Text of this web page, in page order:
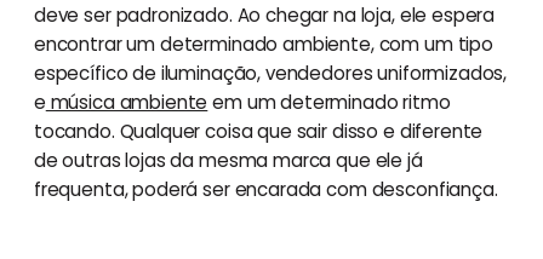
deve ser padronizado. Ao chegar na loja, ele espera
encontrar um determinado ambiente, com um tipo
específico de iluminação, vendedores uniformizados,
e música ambiente em um determinado ritmo
tocando. Qualquer coisa que sair disso e diferente
de outras lojas da mesma marca que ele já
frequenta, poderá ser encarada com desconfiança.